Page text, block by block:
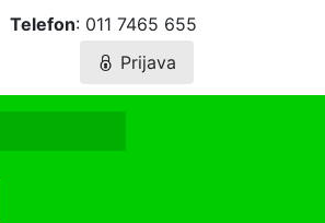
Telefon: 011 7465 655
Prijava